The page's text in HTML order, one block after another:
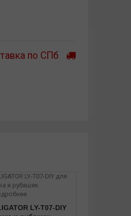
по СПб
LY-T07-DIY